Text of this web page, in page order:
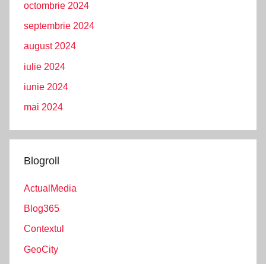
octombrie 2024
septembrie 2024
august 2024
iulie 2024
iunie 2024
mai 2024
Blogroll
ActualMedia
Blog365
Contextul
GeoCity